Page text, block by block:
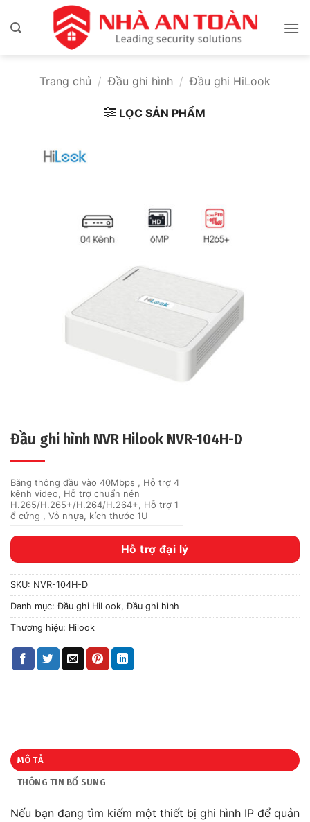
qua
Trang chủ / Đầu ghi hình / Đầu ghi HiLook
LỌC SẢN PHẨM
Đầu ghi hình NVR Hilook NVR-104H-D
Băng thông đầu vào 40Mbps , Hỗ trợ 4
kênh video, Hỗ trợ chuẩn nén
H.265/H.265+/H.264/H.264+, Hỗ trợ 1
ổ cứng , Vỏ nhựa, kích thước 1U
Hỗ trợ đại lý
SKU: NVR-104H-D
Danh mục:Đầu ghi HiLook,Đầu ghi hình
Thương hiệu: Hilook
MÔ TẢ
THÔNG TIN BỔ SUNG
Nếu bạn đang tìm kiếm một thiết bị ghi hình IP để quản